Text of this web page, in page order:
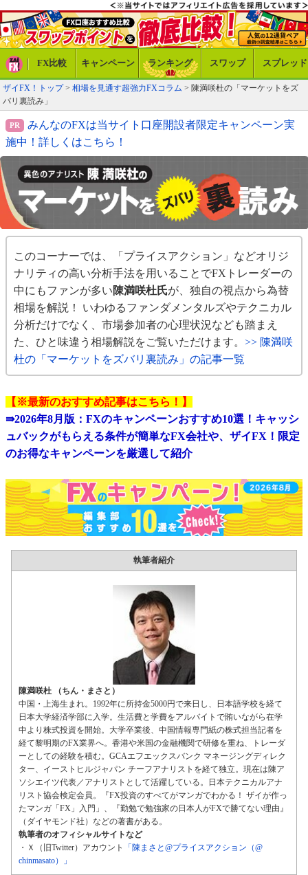
FX比較 キャンペーン ランキング スワップ スプレッド
ザイFX！トップ> 相場を見通す超強力FXコラム > 陳満咲杜の「マーケットをズ
バリ裏読み」
みんなのFXは当サイト口座開設者限定キャンペーン実
施中！詳しくはこちら！
このコーナーでは、「プライスアクション」などオリジ
ナリティの高い分析手法を用いることでFXトレーダーの
中にもファンが多い陳満咲杜氏が、独自の視点から為替
相場を解説！ いわゆるファンダメンタルズやテクニカル
分析だけでなく、市場参加者の心理状況なども踏まえ
た、ひと味違う相場解説をご覧いただけます。 >> 陳満咲
杜の「マーケットをズバリ裏読み」の記事一覧
【※最新のおすすめ記事はこちら！】
⇛2026年8月版：FXのキャンペーンおすすめ10選！キャッシ
ュバックがもらえる条件が簡単なFX会社や、ザイFX！限定
のお得なキャンペーンを厳選して紹介
執筆者紹介
陳満咲杜 （ちん・まさと）
中国・上海生まれ。1992年に所持金5000円で来日し、日本語学校を経て
日本大学経済学部に入学。生活費と学費をアルバイトで賄いながら在学
中より株式投資を開始。大学卒業後、中国情報専門紙の株式担当記者を
経て黎明期のFX業界へ。香港や米国の金融機関で研修を重ね、トレーダ
ーとしての経験を積む。GCAエフエックスバンク マネージングディレク
ター、イーストヒルジャパン チーフアナリストを経て独立。現在は陳ア
ソシエイツ代表／アナリストとして活躍している。日本テクニカルアナ
リスト協会検定会員。『FX投資のすべてがマンガでわかる！ ザイが作っ
たマンガ「FX」入門」、『勤勉で勉強家の日本人がFXで勝てない理由』
（ダイヤモンド社）などの著書がある。
執筆者のオフィシャルサイトなど
・Ｘ（旧Twitter）アカウント
「陳まさと@プライスアクション（@
chinmasato）」